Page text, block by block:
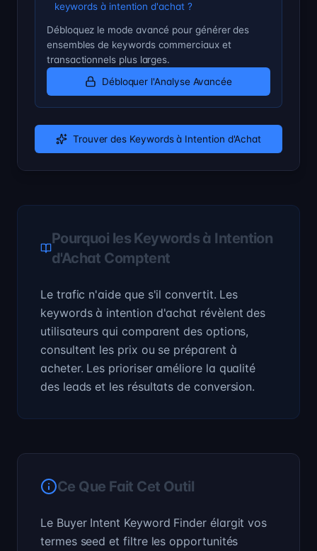
keywords à intention d'achat ?
Débloquez le mode avancé pour générer des
ensembles de keywords commerciaux et
transactionnels plus larges.
Débloquer l'Analyse Avancée
Trouver des Keywords à Intention d'Achat
Pourquoi les Keywords à Intention
d'Achat Comptent
Le trafic n'aide que s'il convertit. Les
keywords à intention d'achat révèlent des
utilisateurs qui comparent des options,
consultent les prix ou se préparent à
acheter. Les prioriser améliore la qualité
des leads et les résultats de conversion.
Ce Que Fait Cet Outil
Le Buyer Intent Keyword Finder élargit vos
termes seed et filtre les opportunités